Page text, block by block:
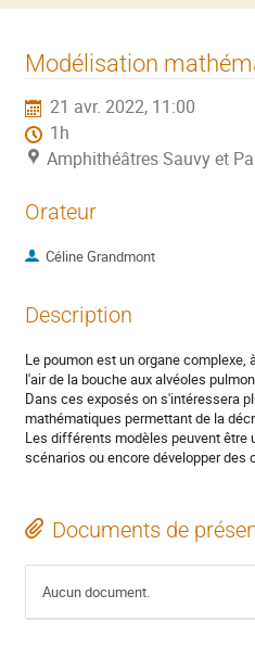
Modélisation
21 avr. 2022, 11:00
1h
Amphithéâtres Sauvy et
Orateur
Céline Grandmont
Description
Le poumon est un organe
l'air de la bouche aux alvéoles
Dans ces exposés on s'intéressera
mathématiques permettant de la
Les différents modèles peuvent être
scénarios ou encore développer des
Documents de
Aucun document.